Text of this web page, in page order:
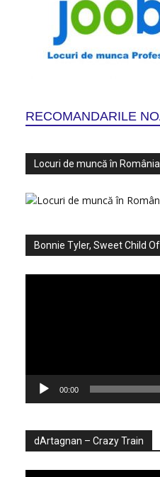
RECOMANDARILE
Locuri de muncă în
Bonnie Tyler, Sweet Child
00:00
dArtagnan – Crazy Train